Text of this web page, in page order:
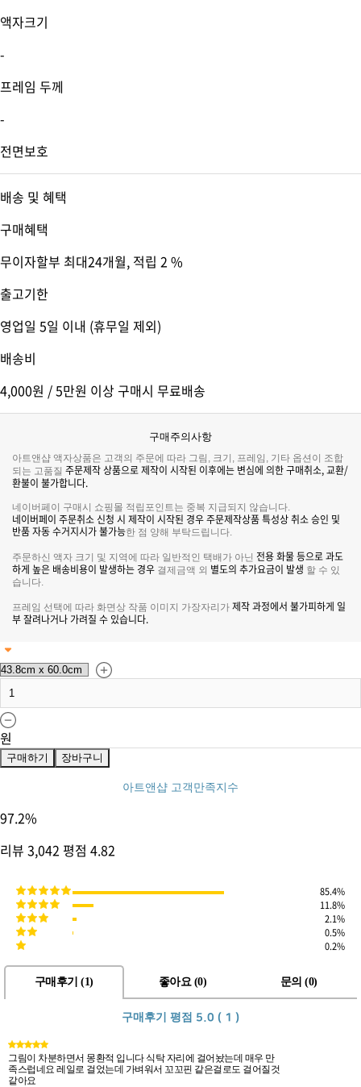
액자크기
-
프레임 두께
-
전면보호
배송 및 혜택
구매혜택
무이자할부 최대24개월, 적립 2 %
출고기한
영업일 5일 이내 (휴무일 제외)
배송비
4,000원 / 5만원 이상 구매시 무료배송
구매주의사항
아트앤샵 액자상품은 고객의 주문에 따라 그림, 크기, 프레임, 기타 옵션이 조합
되는 고품질 주문제작 상품으로 제작이 시작된 이후에는 변심에 의한 구매취소, 교환/
환불이 불가합니다.
네이버페이 구매시 쇼핑몰 적립포인트는 중복 지급되지 않습니다.
네이버페이 주문취소 신청 시 제작이 시작된 경우 주문제작상품 특성상 취소 승인 및
반품 자동 수거지시가 불가능한 점 양해 부탁드립니다.
주문하신 액자 크기 및 지역에 따라 일반적인 택배가 아닌 전용 화물 등으로 과도
하게 높은 배송비용이 발생하는 경우 결제금액 외 별도의 추가요금이 발생 할 수 있
습니다.
프레임 선택에 따라 화면상 작품 이미지 가장자리가 제작 과정에서 불가피하게 일
부 잘려나거나 가려질 수 있습니다.
원
구매하기 장바구니
아트앤샵 고객만족지수
97.2%
리뷰 3,042 평점 4.82
85.4%
11.8%
2.1%
0.5%
0.2%
구매후기 (1) 좋아요 (0) 문의 (0)
구매후기 평점 5.0 ( 1 )
그림이 차분하면서 몽환적 입니다 식탁 자리에 걸어놨는데 매우 만
족스럽네요 레일로 걸었는데 가벼워서 꼬꼬핀 같은걸로도 걸어질것
같아요